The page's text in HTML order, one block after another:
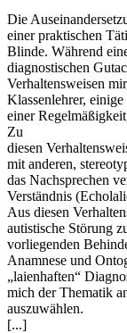
Die
einer praktischen
Blinde. Während
diagnostischen
Verhaltensweisen
Klassenlehrer,
einer
Zu
diesen
mit anderen,
das Nachsprechen
Verständnis
Aus diesen
autistische Störung
vorliegenden
Anamnese und
„laienhaften“
mich der Thematik
auszuwählen.
[...]